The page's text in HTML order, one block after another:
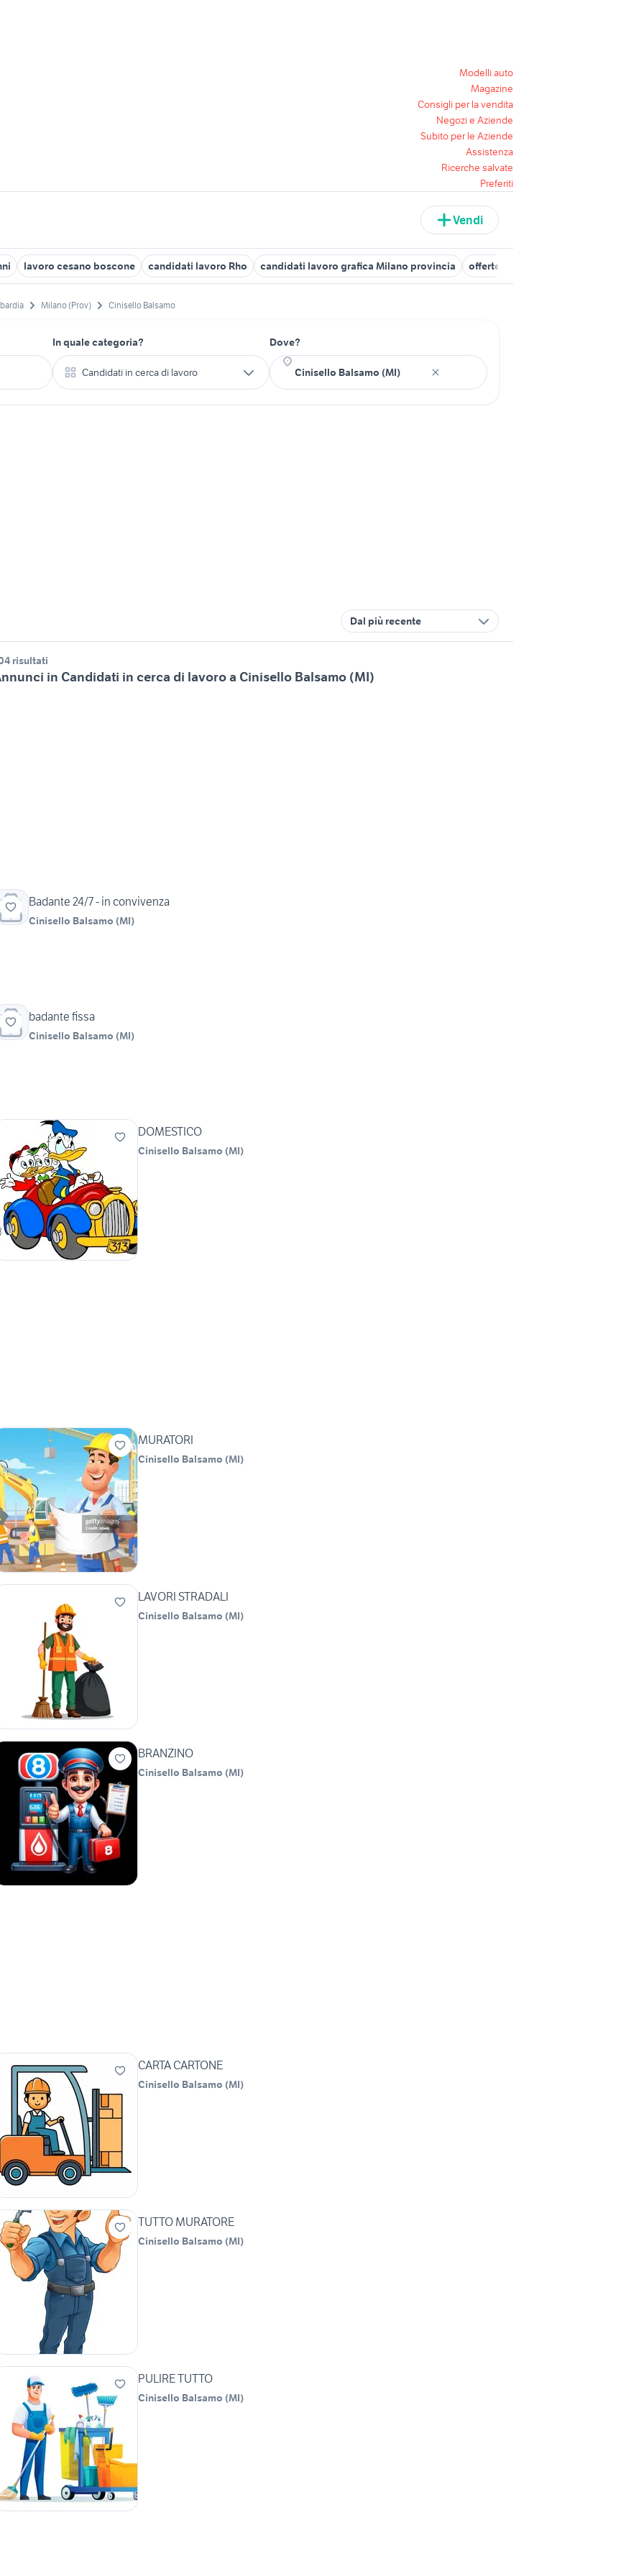
Modelli auto
Magazine
Consigli per la vendita
Negozi e Aziende
Subito per le Aziende
Assistenza
Ricerche salvate
Preferiti
Vendi
lavoro cesano boscone candidati lavoro Rho candidati lavoro grafica Milano provincia offerte lavoro tornitore Milano
Milano (Prov) Cinisello Balsamo
In quale categoria?
Candidati in cerca di lavoro
Dove?
Dal più recente
risultati
in Candidati in cerca di lavoro a Cinisello Balsamo (MI)
Badante 24/7 - in convivenza
Cinisello Balsamo (MI)
badante fissa
Cinisello Balsamo (MI)
DOMESTICO
Cinisello Balsamo (MI)
MURATORI
Cinisello Balsamo (MI)
LAVORI STRADALI
Cinisello Balsamo (MI)
BRANZINO
Cinisello Balsamo (MI)
CARTA CARTONE
Cinisello Balsamo (MI)
TUTTO MURATORE
Cinisello Balsamo (MI)
PULIRE TUTTO
Cinisello Balsamo (MI)